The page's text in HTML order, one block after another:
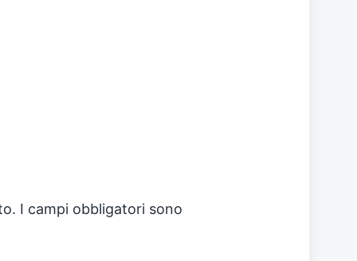
I campi obbligatori sono